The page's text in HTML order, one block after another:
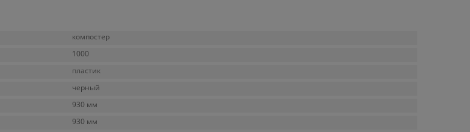
компостер
1000
пластик
черный
930 мм
930 мм